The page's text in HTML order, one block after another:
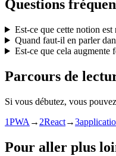
Questions
Est-ce que cette notion
Quand faut-il en parler
Est-ce que cela augmente
Parcours de
Si vous débutez, vous
1PWA → 2React→3
Pour aller plus